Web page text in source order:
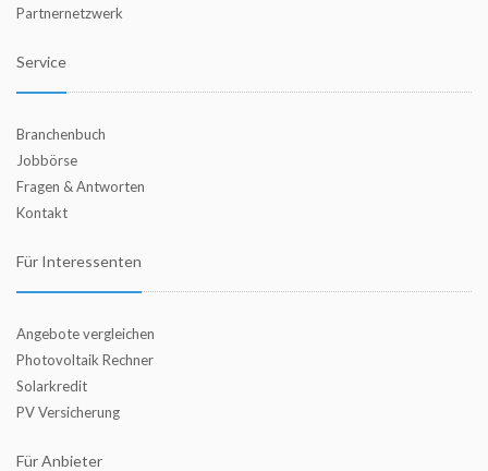
Partnernetzwerk
Service
Branchenbuch
Jobbörse
Fragen & Antworten
Kontakt
Für Interessenten
Angebote vergleichen
Photovoltaik Rechner
Solarkredit
PV Versicherung
Für Anbieter